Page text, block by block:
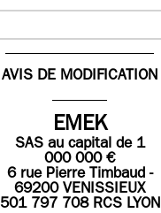
AVIS DE MODIFICATION
EMEK
SASau capital de 1
000 000€
6 rue Pierre Timbaud -
69200 VENISSIEUX
501 797 708 RCS LYON